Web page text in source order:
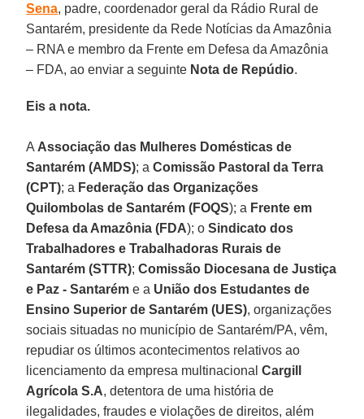
Sena, padre, coordenador geral da Rádio Rural de
Santarém, presidente da Rede Notícias da Amazônia
– RNA e membro da Frente em Defesa da Amazônia
– FDA, ao enviar a seguinte Nota de Repúdio.
Eis a nota.
A Associação das Mulheres Domésticas de
Santarém (AMDS); aComissão Pastoral da Terra
(CPT); a Federação das Organizações
Quilombolas de Santarém (FOQS); a Frente em
Defesa da Amazônia (FDA); oSindicato dos
Trabalhadores e Trabalhadoras Rurais de
Santarém (STTR);Comissão Diocesana de Justiça
e Paz - Santaréme a União dos Estudantes de
Ensino Superior de Santarém (UES), organizações
sociais situadas no município de Santarém/PA, vêm,
repudiar os últimos acontecimentos relativos ao
licenciamento da empresa multinacionalCargill
Agrícola S.A, detentora de uma história de
ilegalidades, fraudes e violações de direitos, além